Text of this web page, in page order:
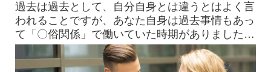
過去は過去として、自分自身とは違うとはよく言
われることですが、あなた自身は過去事情もあっ
て「〇俗関係」で働いていた時期がありました
が、それを経ていまの自分がある